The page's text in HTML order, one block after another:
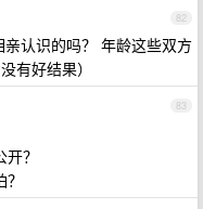
82
认识的吗？ 年龄这些双方
有好结果）
83
？